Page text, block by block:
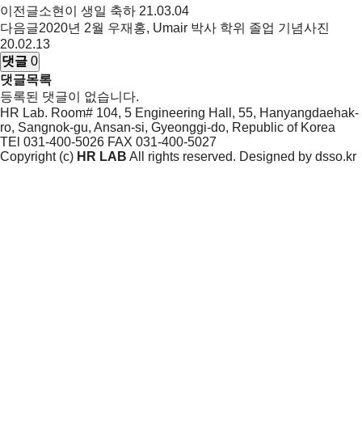
이전글소현이 생일 축하 21.03.04
다음글2020년 2월 우재홍, Umair 박사 학위 졸업 기념사진
20.02.13
댓글 0
댓글목록
등록된 댓글이 없습니다.
HR Lab. Room# 104, 5 Engineering Hall, 55, Hanyangdaehak-
ro, Sangnok-gu, Ansan-si, Gyeonggi-do, Republic of Korea
TEl 031-400-5026 FAX 031-400-5027
Copyright (c) HR LAB All rights reserved. Designed by dsso.kr